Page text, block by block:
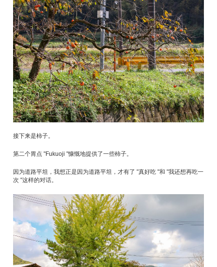
接下来是柿子。
第二个胃点 "Fukuoji "慷慨地提供了一些柿子。
因为道路平坦，我想正是因为道路平坦，才有了 "真好吃 "和 "我还想再吃一
次 "这样的对话。